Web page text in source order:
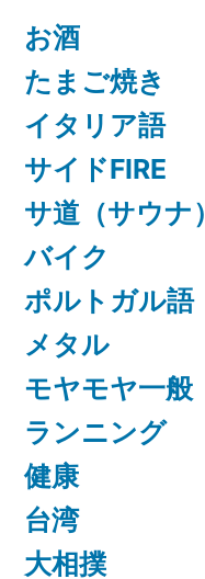
お酒
たまご焼き
イタリア語
サイドFIRE
サ道（サウナ）
バイク
ポルトガル語
メタル
モヤモヤ一般
ランニング
健康
台湾
大相撲